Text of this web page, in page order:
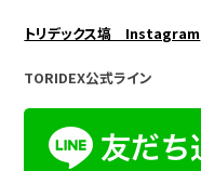
トリデックス塙 Instagram
TORIDEX公式ライン